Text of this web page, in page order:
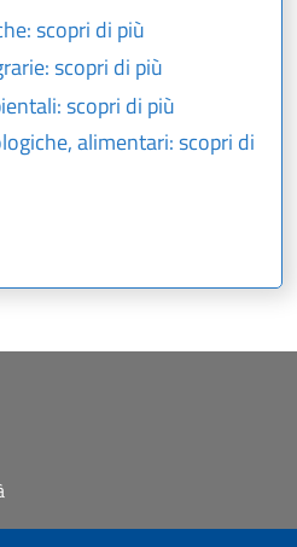
scopri di più
scopri di più
scopri di più
alimentari: scopri di